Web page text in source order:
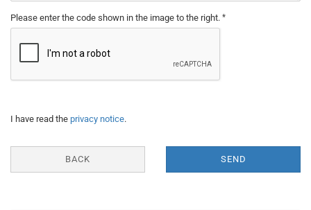
Please enter the code shown in the image to the right.
PRIVACY
I have read the privacy notice.
BACK SEND